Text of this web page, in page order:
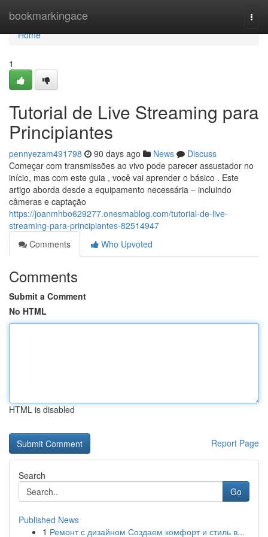
bookmarkingace
Home
Home
1
Tutorial de Live Streaming para
Principiantes
pennyezam491798 90 days ago News
Discuss
Começar com transmissões ao vivo pode parecer assustador no
início, mas com este guia , você vai aprender o básico . Este
artigo aborda desde a equipamento necessária – incluindo
câmeras e captação
https://joanmhbo629277.onesmablog.com/tutorial-de-live-
streaming-para-principiantes-82514947
Comments
Who Upvoted
Comments
Submit a Comment
No HTML
HTML is disabled
Report Page
Search
Go
Published News
1 Ремонт с дизайном Создаем комфорт и стиль в...